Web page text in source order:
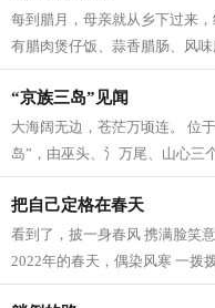
每到腊月，母亲就从乡下过来
有腊肉煲仔饭、蒜香腊肠、风
护和疼爱。 小雪时节，天气变
“京族三岛”见闻
大海阔无边，苍茫万顷连。 位
岛”，由巫头、氵万尾、山心三
故此称之。它面临北部湾，背倚
把自己定格在春天
看到了，披一身春风 携满脸笑
2022年的春天，偶染风寒 一拨
花心飞菲 眼眸飘逸浪漫 昨夜的